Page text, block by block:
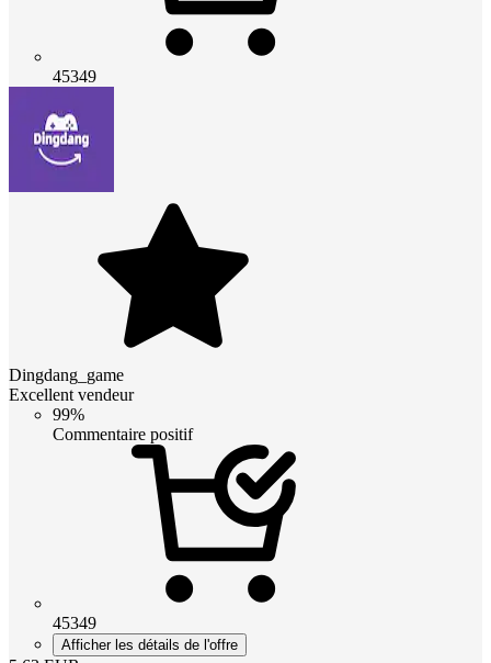
45349
Dingdang_game
Excellent vendeur
99%
Commentaire positif
45349
Afficher les détails de l'offre